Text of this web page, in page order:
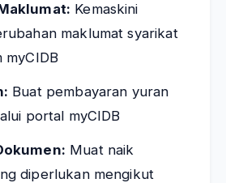
Kemaskini
maklumat syarikat
myCIDB
Buat pembayaran yuran
portal myCIDB
Muat naik
diperlukan mengikut